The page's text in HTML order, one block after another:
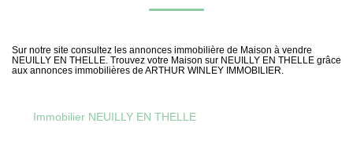
ON RECRUTE !
CONTACT
Sur notre site consultez les annonces immobilière de Maison à vendre
NEUILLY EN THELLE. Trouvez votre Maison sur NEUILLY EN THELLE grâce
aux annonces immobilières de ARTHUR WINLEY IMMOBILIER.
Immobilier NEUILLY EN THELLE